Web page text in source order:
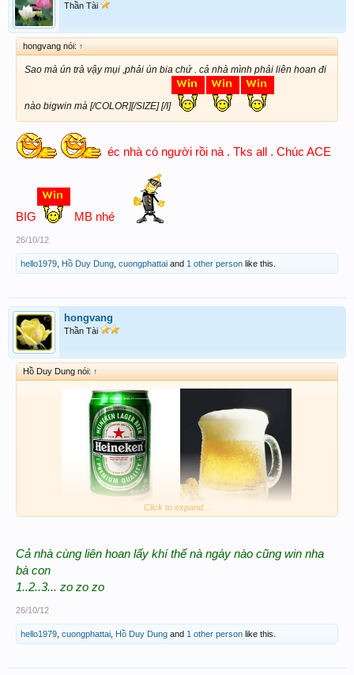
Thần Tài
hongvang nói: ↑
Sao mà ún trà vậy mụi ,phải ún bia chứ . cả nhà mình phải liên hoan đi
nào bigwin mà [/COLOR][/SIZE] [/I]
éc nhà có người rồi nà . Tks all . Chúc ACE
BIG MB nhé
26/10/12
hello1979 Hồ Duy Dung cuongphattai and 1 other person like this.
hongvang
Thần Tài
Hồ Duy Dung nói: ↑
Click to expand...
Cả nhà cùng liên hoan lấy khí thế nà ngày nào cũng win nha
bà con
1..2..3... zo zo zo
26/10/12
hello1979 cuongphattai Hồ Duy Dung and 1 other person like this.